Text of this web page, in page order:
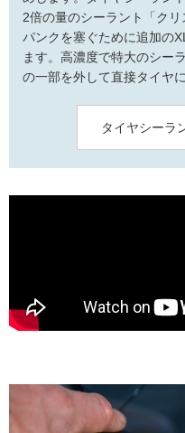
2倍の量のシーラント「ク
パンクを塞ぐために追加の
ます。高濃度で特大のシー
の一部を外して直接タイヤ
タイヤシーラ